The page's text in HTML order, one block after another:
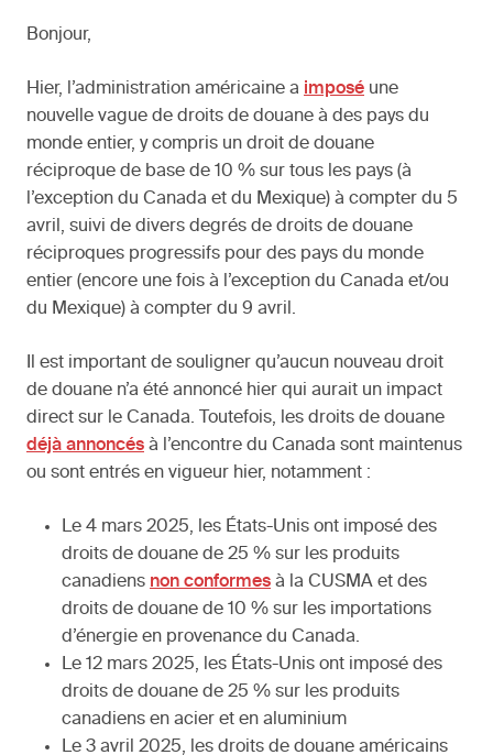
Bonjour,
Hier, l’administration américaine a imposé une
nouvelle vague de droits de douane à des pays du
monde entier, y compris un droit de douane
réciproque de base de 10 % sur tous les pays (à
l’exception du Canada et du Mexique) à compter du 5
avril, suivi de divers degrés de droits de douane
réciproques progressifs pour des pays du monde
entier (encore une fois à l’exception du Canada et/ou
du Mexique) à compter du 9 avril.
Il est important de souligner qu’aucun nouveau droit
de douane n’a été annoncé hier qui aurait un impact
direct sur le Canada. Toutefois, les droits de douane
déjà annoncés à l’encontre du Canada sont maintenus
ou sont entrés en vigueur hier, notamment :
Le 4 mars 2025, les États-Unis ont imposé des
droits de douane de 25 % sur les produits
canadiens non conformes à la CUSMA et des
droits de douane de 10 % sur les importations
d’énergie en provenance du Canada.
Le 12 mars 2025, les États-Unis ont imposé des
droits de douane de 25 % sur les produits
canadiens en acier et en aluminium
Le 3 avril 2025, les droits de douane américains